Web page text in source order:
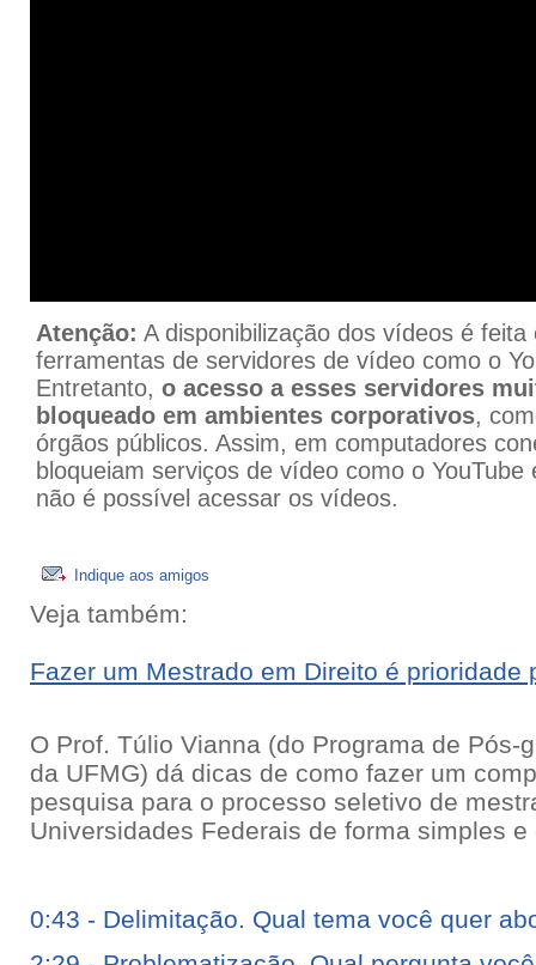
Atenção: A disponibilização dos vídeos é feita
ferramentas de servidores de vídeo como o
Entretanto, o acesso a esses servidores
bloqueado em ambientes corporativos,
órgãos públicos. Assim, em computadores
bloqueiam serviços de vídeo como o
não é possível acessar os vídeos.
Indique aos amigos
Veja também:
Fazer um Mestrado em Direito é prioridade
O Prof. Túlio Vianna (do Programa de Pós-
da UFMG) dá dicas de como fazer um
pesquisa para o processo seletivo de
Universidades Federais de forma simples e
0:43 - Delimitação. Qual tema você quer